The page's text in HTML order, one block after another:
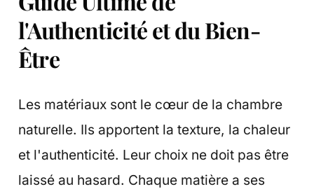
l'Authenticité et du Bien-
Être
Les matériaux sont le cœur de la chambre
naturelle. Ils apportent la texture, la chaleur
et l'authenticité. Leur choix ne doit pas être
laissé au hasard. Chaque matière a ses